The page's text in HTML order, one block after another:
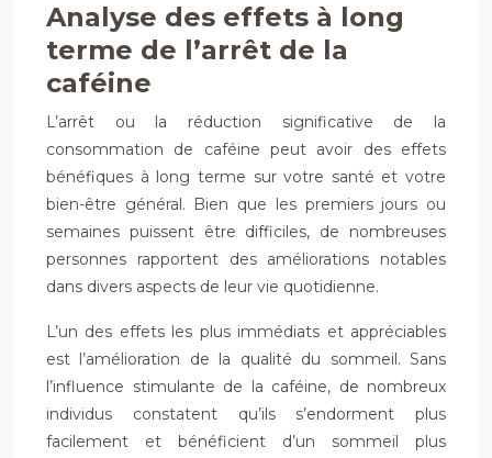
Analyse des effets à long
terme de l’arrêt de la
caféine
L’arrêt ou la réduction significative de la
consommation de caféine peut avoir des effets
bénéfiques à long terme sur votre santé et votre
bien-être général. Bien que les premiers jours ou
semaines puissent être difficiles, de nombreuses
personnes rapportent des améliorations notables
dans divers aspects de leur vie quotidienne.
L’un des effets les plus immédiats et appréciables
est l’amélioration de la qualité du sommeil. Sans
l’influence stimulante de la caféine, de nombreux
individus constatent qu’ils s’endorment plus
facilement et bénéficient d’un sommeil plus